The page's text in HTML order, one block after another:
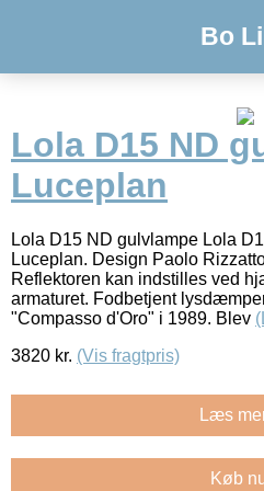
Bo
Lola D15 ND
Luceplan
Lola D15 ND gulvlampe Lola
Luceplan. Design Paolo
Reflektoren kan indstilles ved
armaturet. Fodbetjent
"Compasso d'Oro" i 1989. Blev
3820 kr. (Vis fragtpris)
Læs
Køb